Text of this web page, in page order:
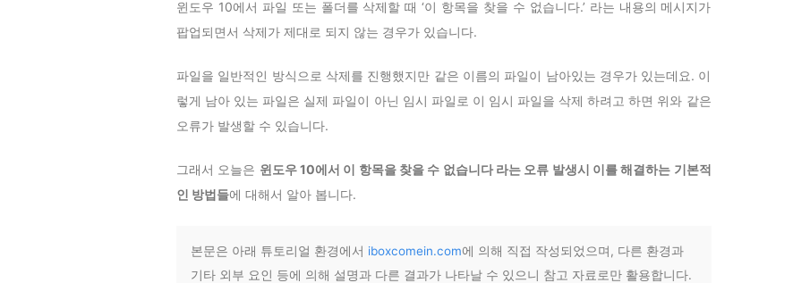
윈도우 10에서 파일 또는 폴더를 삭제할 때 ‘이 항목을 찾을 수 없습니다.’ 라는 내용의 메시지가
팝업되면서 삭제가 제대로 되지 않는 경우가 있습니다.
파일을 일반적인 방식으로 삭제를 진행했지만 같은 이름의 파일이 남아있는 경우가 있는데요. 이
렇게 남아 있는 파일은 실제 파일이 아닌 임시 파일로 이 임시 파일을 삭제 하려고 하면 위와 같은
오류가 발생할 수 있습니다.
그래서 오늘은 윈도우 10에서 이 항목을 찾을 수 없습니다 라는 오류 발생시 이를 해결하는 기본적
인 방법들에 대해서 알아 봅니다.
본문은 아래 튜토리얼 환경에서 iboxcomein.com에 의해 직접 작성되었으며, 다른 환경과
기타 외부 요인 등에 의해 설명과 다른 결과가 나타날 수 있으니 참고 자료로만 활용합니다.